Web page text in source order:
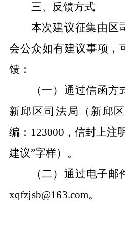
三、
反馈方式
本次建议征集由区
会公众如有建议事项，
馈：
（一）通过信函方
新邱区司法局（ 新邱
编： 123000 ，信封上注
建议”字样） 。
（二） 通过电子邮
xqfzjsb@163.com。